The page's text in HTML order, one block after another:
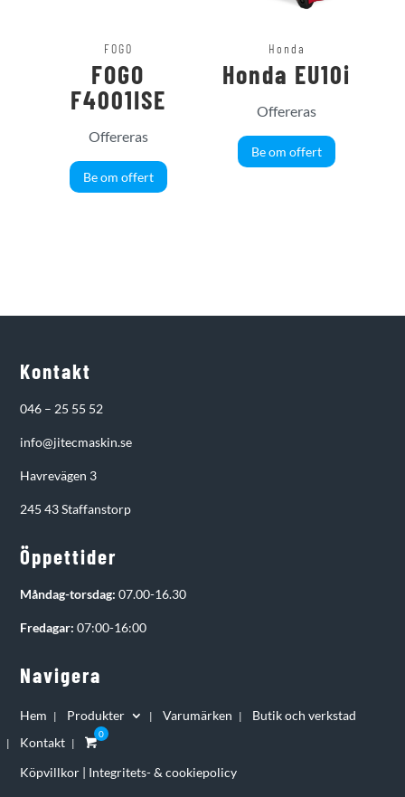
FOGO
FOGO
F4001ISE
Offereras
Be om offert
Honda
Honda EU10i
Offereras
Be om offert
Kontakt
046 – 25 55 52
info@jitecmaskin.se
Havrevägen 3
245 43 Staffanstorp
Öppettider
Måndag-torsdag: 07.00-16.30
Fredagar: 07:00-16:00
Navigera
Hem Produkter Varumärken
Butik och verkstad
Kontakt
Köpvillkor | Integritets- & cookiepolicy